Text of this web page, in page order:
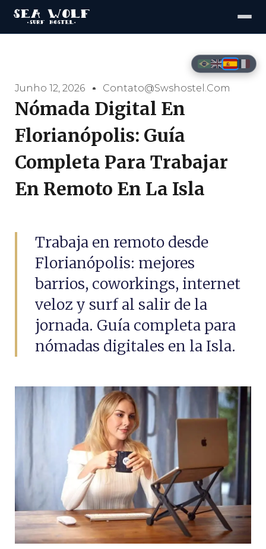
Junho 12, 2026 Contato@swshostel.com
Nómada Digital En
Florianópolis: Guía
Completa Para Trabajar
En Remoto En La Isla
Trabaja en remoto desde
Florianópolis: mejores
barrios, coworkings, internet
veloz y surf al salir de la
jornada. Guía completa para
nómadas digitales en la Isla.